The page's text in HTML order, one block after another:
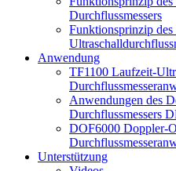
Durchflussmessers
Funktionsprinzip
Anwendung
TF1100 Laufzeit-
Anwendungen des
Durchflussmessers
DOF6000 Doppler-
Unterstützung